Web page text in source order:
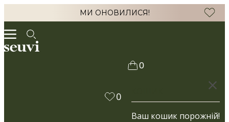
МИ ОНОВИЛИСЯ!
0
0
Ваш кошик порожній!